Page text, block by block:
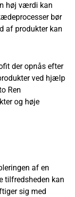
høj værdi kan
bør
af produkter kan
der opnås efter
ved hjælp
Ren
og høje
af en
tilfredsheden kan
sig med